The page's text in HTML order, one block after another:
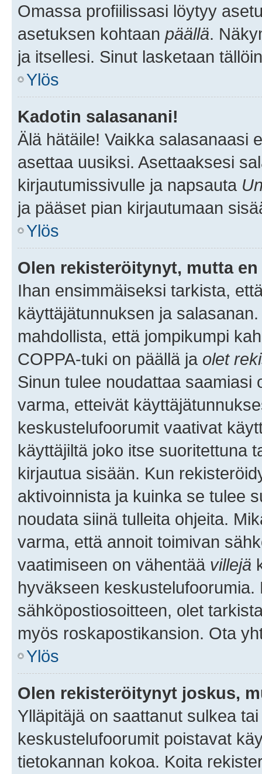
Omassa profiilissasi löytyy
asetuksen kohtaan päällä.
ja itsellesi. Sinut lasketaan
Ylös
Kadotin salasanani!
Älä hätäile! Vaikka salasanaasi
asettaa uusiksi. Asettaaksesi
kirjautumissivulle ja napsauta
ja pääset pian kirjautumaan
Ylös
Olen rekisteröitynyt, mutta
Ihan ensimmäiseksi tarkista,
käyttäjätunnuksen ja
mahdollista, että jompikumpi
COPPA-tuki on päällä ja olet
Sinun tulee noudattaa saamiasi
varma, etteivät
keskustelufoorumit vaativat
käyttäjiltä joko itse suoritettuna
kirjautua sisään. Kun
aktivoinnista ja kuinka se tulee
noudata siinä tulleita ohjeita.
varma, että annoit toimivan
vaatimiseen on vähentää villejä
hyväkseen
sähköpostiosoitteen, olet
myös roskapostikansion. Ota
Ylös
Olen rekisteröitynyt joskus,
Ylläpitäjä on saattanut sulkea
keskustelufoorumit poistavat
tietokannan kokoa. Koita